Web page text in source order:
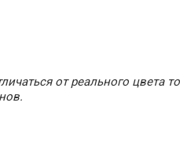
от реального цвета